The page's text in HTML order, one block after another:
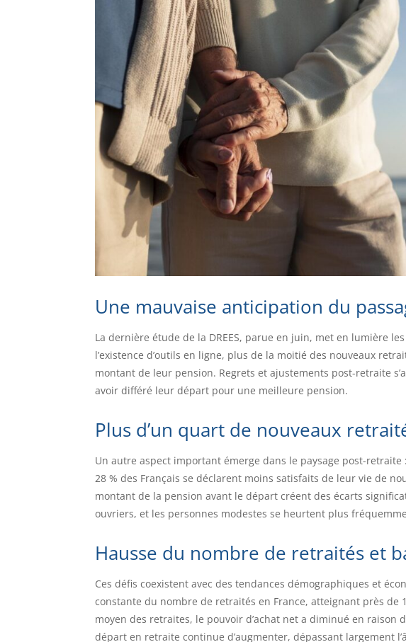
Une mauvaise anticipation du
La dernière étude de la DREES, parue en juin, met en lumière
l’existence d’outils en ligne, plus de la moitié des nouveaux
montant de leur pension. Regrets et ajustements post-retraite
avoir différé leur départ pour une meilleure pension.
Plus d’un quart de nouveaux
Un autre aspect important émerge dans le paysage post-
28 % des Français se déclarent moins satisfaits de leur vie de
montant de la pension avant le départ créent des écarts
ouvriers, et les personnes modestes se heurtent plus
Hausse du nombre de retraités et
Ces défis coexistent avec des tendances démographiques et
constante du nombre de retraités en France, atteignant près
moyen des retraites, le pouvoir d’achat net a diminué en raison
départ en retraite continue d’augmenter, dépassant largement